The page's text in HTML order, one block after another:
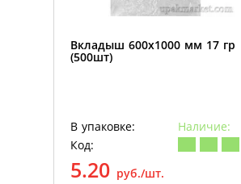
Вкладыш 600х1000 мм 17 гр
(500шт)
В упаковке:
Наличие:
Код:
5.20 руб./шт.